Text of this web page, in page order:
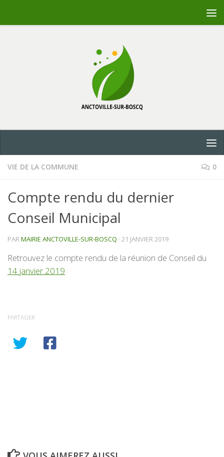
VIE DE LA COMMUNE 0
Compte rendu du dernier
Conseil Municipal
PARMAIRIE ANCTOVILLE-SUR-BOSCQ · 21 JANVIER 2019
Retrouvez le compte rendu de la réunion de Conseil du
14 janvier 2019
PARTAGER